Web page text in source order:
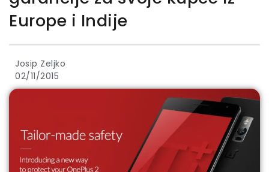
Europe i Indije
Josip Zeljko
02/11/2015